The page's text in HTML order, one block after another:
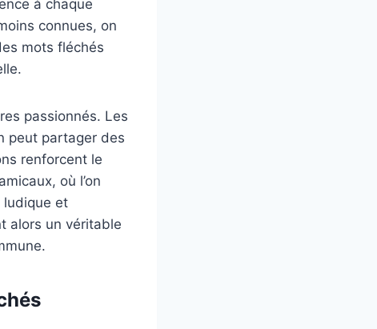
à chaque
connues, on
mots fléchés
passionnés. Les
peut partager des
renforcent le
où l’on
ludique et
alors un véritable